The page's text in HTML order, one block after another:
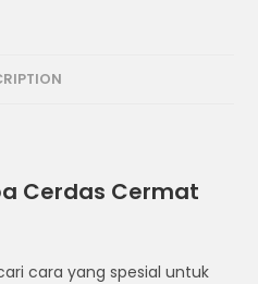
Cerdas Cermat
cara yang spesial untuk